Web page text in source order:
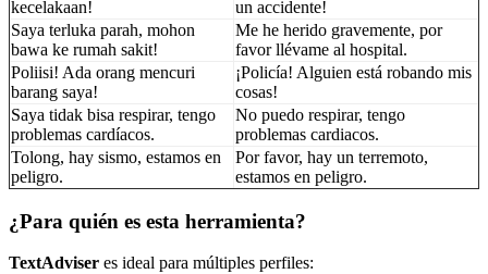
kecelakaan!
un accidente!
Saya terluka parah, mohon
bawa ke rumah sakit!
Me he herido gravemente, por
favor llévame al hospital.
Poliisi! Ada orang mencuri
barang saya!
¡Policía! Alguien está robando mis
cosas!
Saya tidak bisa respirar, tengo
problemas cardíacos.
No puedo respirar, tengo
problemas cardiacos.
Tolong, hay sismo, estamos en
peligro.
Por favor, hay un terremoto,
estamos en peligro.
¿Para quién es esta herramienta?
TextAdviser es ideal para múltiples perfiles: